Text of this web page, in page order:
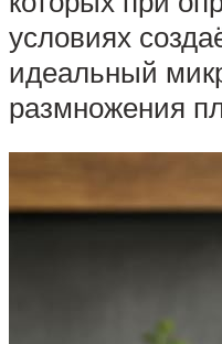
условиях
идеальный
размножения